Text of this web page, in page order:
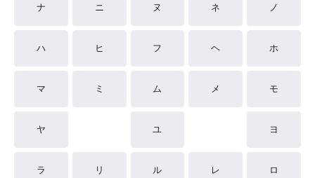
ナ ニ ヌ ネ ノ
ハ ヒ フ ヘ ホ
マ ミ ム メ モ
ヤ ユ ヨ
ラ リ ル レ ロ